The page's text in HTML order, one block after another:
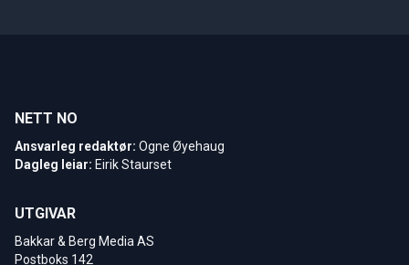
NETT NO
Ansvarleg redaktør: Ogne Øyehaug
Dagleg leiar: Eirik Staurset
UTGIVAR
Bakkar & Berg Media AS
Postboks 142